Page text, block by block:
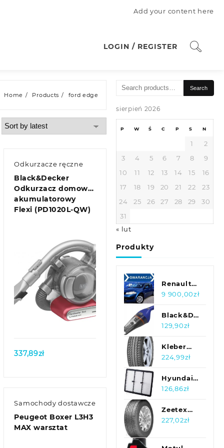
Add your content here
LOGIN / REGISTER
Home Products ford edge
Odkurzacze ręczne
Black&Decker
Odkurzacz domowy
akumulatorowy
Flexi (PD1020L-QW)
Quick view
337,89zł
Samochody dostawcze
Peugeot Boxer L3H3
MAX warsztat
Search
Search
sierpień 2026
P W Ś C P S N
1
2
3
4 5 6 7 8
9
10
11 12 13 14 15
16
17
18 19 20 21 22
23
24
25 26 27 28 29
30
31
« lut
Produkty
Renault
Megane
KartyR...
9 900,00zł
Black&Decker
Odkurzacz
ręczny
(NVC115WA-
129,90zł
Kleber
Dynaxer
195/65R15
91H
224,99zł
Hyundai
Oe Filtr
28113G2700
126,86zł
Zeetex
HP1000
227,02zł